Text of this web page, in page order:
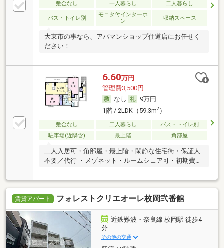
敷金なし 一人暮らし 二人暮らし
バス・トイレ別
モニタ付インターホ
ン
収納スペース
大東市の事なら、アパマンショップ住道店にお任せく
ださい！
6.60万円
管理費3,500円
なし
9万円
1階 / 2LDK（59.3m2）
敷金なし 二人暮らし
バス・トイレ別
駐車場(近隣含)
最上階 角部屋
二人入居可・角部屋・最上階・閑静な住宅街・保証人
不要／代行 ・メゾネット・ルームシェア可・初期費用
賃貸アパート フォレストクリエオーレ枚岡弐番館
近鉄難波・奈良線 枚岡駅 徒歩4
分
その他の交通